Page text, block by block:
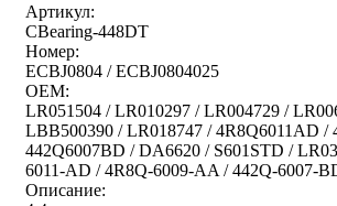
Артикул:
CBearing-448DT
Номер:
ECBJ0804 / ECBJ0804025
OEM:
LR051504 / LR010297 / LR004729 /
LBB500390 / LR018747 / 4R8Q6011AD /
442Q6007BD / DA6620 / S601STD /
6011-AD / 4R8Q-6009-AA / 442Q-6007-
Описание: